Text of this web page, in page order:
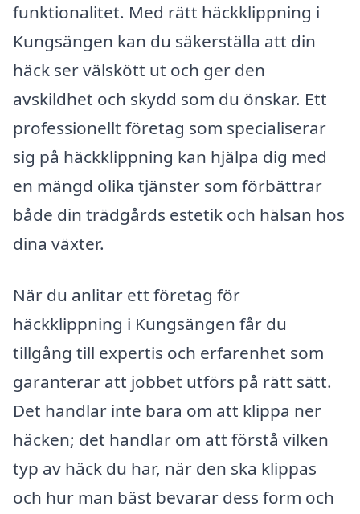
funktionalitet. Med rätt häckklippning i
Kungsängen kan du säkerställa att din
häck ser välskött ut och ger den
avskildhet och skydd som du önskar. Ett
professionellt företag som specialiserar
sig på häckklippning kan hjälpa dig med
en mängd olika tjänster som förbättrar
både din trädgårds estetik och hälsan hos
dina växter.
När du anlitar ett företag för
häckklippning i Kungsängen får du
tillgång till expertis och erfarenhet som
garanterar att jobbet utförs på rätt sätt.
Det handlar inte bara om att klippa ner
häcken; det handlar om att förstå vilken
typ av häck du har, när den ska klippas
och hur man bäst bevarar dess form och